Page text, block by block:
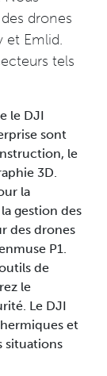
drones
et Emlid.
tels
le DJI
sont
le
3D.
la
gestion des
des drones
P1.
de
le
Le DJI
et
situations